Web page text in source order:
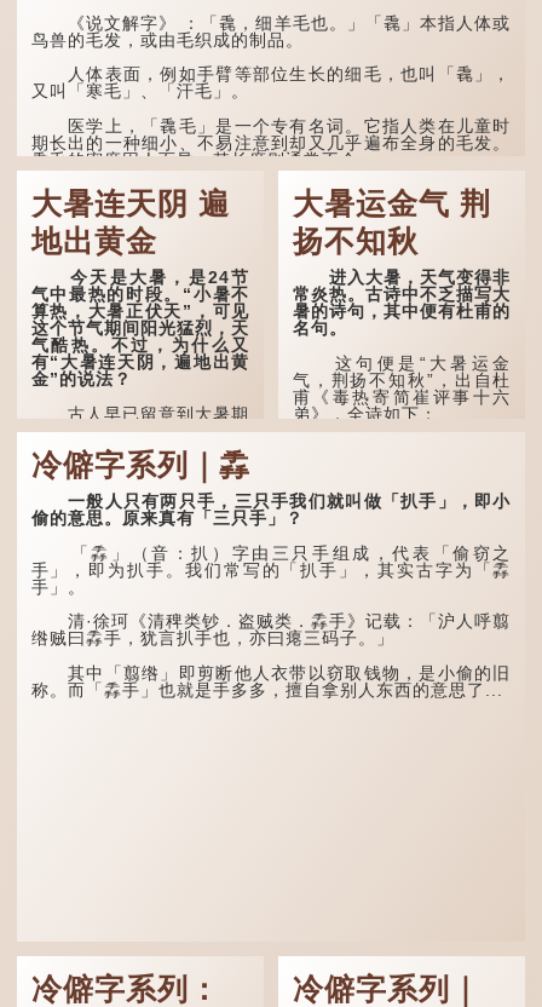
《说文解字》 ：「毳，细羊毛也。」「毳」本指人体或
鸟兽的毛发，或由毛织成的制品。
人体表面，例如手臂等部位生长的细毛，也叫「毳」，
又叫「寒毛」、「汗毛」。
医学上，「毳毛」是一个专有名词。它指人类在儿童时
期长出的一种细小、不易注意到却又几乎遍布全身的毛发。
毳毛的密度因人而异，其长度则通常不会...
大暑连天阴 遍
地出黄金
今天是大暑，是24节
气中最热的时段。“小暑不
算热，大暑正伏天”，可见
这个节气期间阳光猛烈，天
气酷热。不过，为什么又
有“大暑连天阴，遍地出黄
金”的说法？
古人早已留意到大暑期
间的气候规律。 《逸周书·
时训解》记载：「大暑之
日，腐草化为萤。又五日，
土润溽暑。又五日，大雨时
行。」意思是说，大暑时节
萤火虫出生，土地湿热，常
有大雨出现。
这段时期的雨水，对农
作物尤其重要。三伏天酷热
难耐，农作物不能缺水。若
连续几天降雨，泥土得以湿
润；雨过天晴后，烈日高
照...
大暑运金气 荆
扬不知秋
进入大暑，天气变得非
常炎热。古诗中不乏描写大
暑的诗句，其中便有杜甫的
名句。
这句便是“大暑运金
气，荆扬不知秋”，出自杜
甫《毒热寄简崔评事十六
弟》，全诗如下：
林下有塌翼，水中无行
舟。
五行当中“金”对应秋
季，代表凉爽肃杀之
气。“运”是“运行”，描写大
转。
“荆扬”指荆州（湖北）
和扬州（江苏），泛指长江
中下游地区，“...
冷僻字系列｜掱
一般人只有两只手，三只手我们就叫做「扒手」，即小
偷的意思。原来真有「三只手」？
「掱」（音：扒）字由三只手组成，代表「偷窃之
手」，即为扒手。我们常写的「扒手」，其实古字为「掱
手」。
清·徐珂《清稗类钞．盗贼类．掱手》记载：「沪人呼翦
绺贼曰掱手，犹言扒手也，亦曰瘪三码子。」
其中「翦绺」即剪断他人衣带以窃取钱物，是小偷的旧
称。而「掱手」也就是手多多，擅自拿别人东西的意思了...
冷僻字系列：
冷僻字系列｜